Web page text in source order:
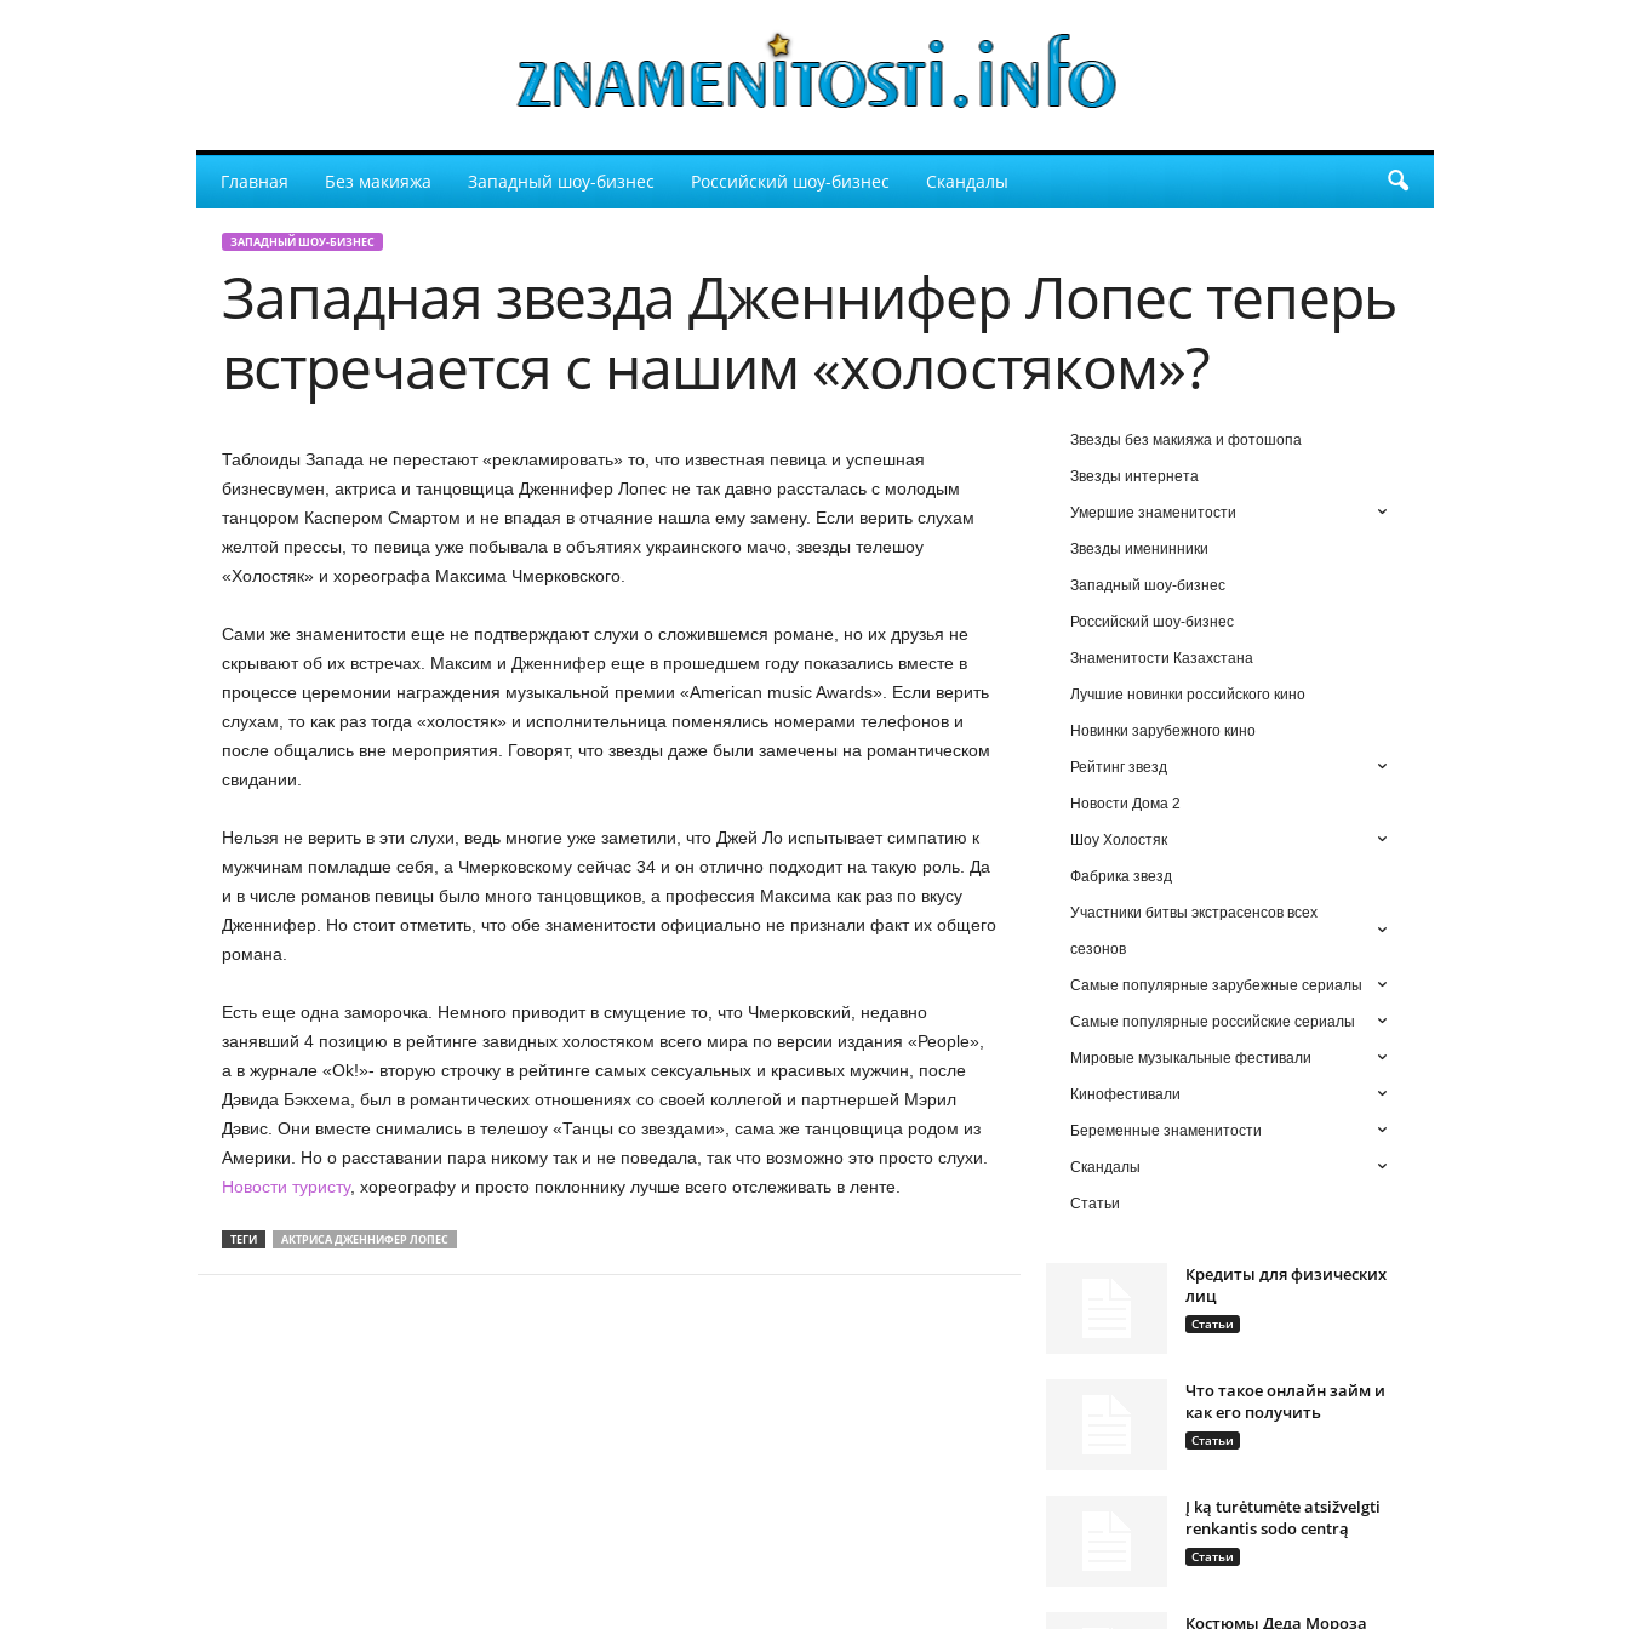
Главная Без макияжа Западный шоу-бизнес Российский шоу-бизнес Скандалы
ЗАПАДНЫЙ ШОУ-БИЗНЕС
Западная звезда Дженнифер Лопес теперь
встречается с нашим «холостяком»?
Таблоиды Запада не перестают «рекламировать» то, что известная певица и успешная
бизнесвумен, актриса и танцовщица Дженнифер Лопес не так давно рассталась с молодым
танцором Каспером Смартом и не впадая в отчаяние нашла ему замену. Если верить слухам
желтой прессы, то певица уже побывала в объятиях украинского мачо, звезды телешоу
«Холостяк» и хореографа Максима Чмерковского.
Сами же знаменитости еще не подтверждают слухи о сложившемся романе, но их друзья не
скрывают об их встречах. Максим и Дженнифер еще в прошедшем году показались вместе в
процессе церемонии награждения музыкальной премии «American music Awards». Если верить
слухам, то как раз тогда «холостяк» и исполнительница поменялись номерами телефонов и
после общались вне мероприятия. Говорят, что звезды даже были замечены на романтическом
свидании.
Нельзя не верить в эти слухи, ведь многие уже заметили, что Джей Ло испытывает симпатию к
мужчинам помладше себя, а Чмерковскому сейчас 34 и он отлично подходит на такую роль. Да
и в числе романов певицы было много танцовщиков, а профессия Максима как раз по вкусу
Дженнифер. Но стоит отметить, что обе знаменитости официально не признали факт их общего
романа.
Есть еще одна заморочка. Немного приводит в смущение то, что Чмерковский, недавно
занявший 4 позицию в рейтинге завидных холостяком всего мира по версии издания «Реоple»,
а в журнале «Ok!»- вторую строчку в рейтинге самых сексуальных и красивых мужчин, после
Дэвида Бэкхема, был в романтических отношениях со своей коллегой и партнершей Мэрил
Дэвис. Они вместе снимались в телешоу «Танцы со звездами», сама же танцовщица родом из
Америки. Но о расставании пара никому так и не поведала, так что возможно это просто слухи.
Новости туристу, хореографу и просто поклоннику лучше всего отслеживать в ленте.
ТЕГИ АКТРИСА ДЖЕННИФЕР ЛОПЕС
Звезды без макияжа и фотошопа
Звезды интернета
Умершие знаменитости
Звезды именинники
Западный шоу-бизнес
Российский шоу-бизнес
Знаменитости Казахстана
Лучшие новинки российского кино
Новинки зарубежного кино
Рейтинг звезд
Новости Дома 2
Шоу Холостяк
Фабрика звезд
Участники битвы экстрасенсов всех
сезонов
Самые популярные зарубежные сериалы
Самые популярные российские сериалы
Мировые музыкальные фестивали
Кинофестивали
Беременные знаменитости
Скандалы
Статьи
Кредиты для физических
лиц
Статьи
Что такое онлайн займ и
как его получить
Статьи
Į ką turėtumėte atsižvelgti
renkantis sodo centrą
Статьи
Костюмы Деда Мороза